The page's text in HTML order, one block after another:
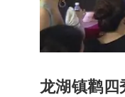
龙湖镇鹳四